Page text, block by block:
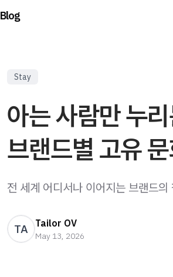
Blog
Stay
아는 사람만 누
브랜드별 고유
전 세계 어디서나 이어지는 브랜드의
TA Tailor OV
May 13, 2026